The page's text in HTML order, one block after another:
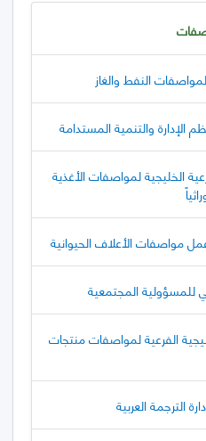
النفط والغاز
الإدارة والتنمية المستدامة
الخليجية لمواصفات الأغذية
مواصفات الأعلاف الحيوانية
للمسؤولية المجتمعية
الفرعية لمواصفات منتجات
الترجمة العربية